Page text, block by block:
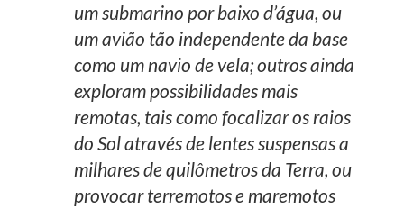
um submarino por baixo d’água, ou
um avião tão independente da base
como um navio de vela; outros ainda
exploram possibilidades mais
remotas, tais como focalizar os raios
do Sol através de lentes suspensas a
milhares de quilômetros da Terra, ou
provocar terremotos e maremotos